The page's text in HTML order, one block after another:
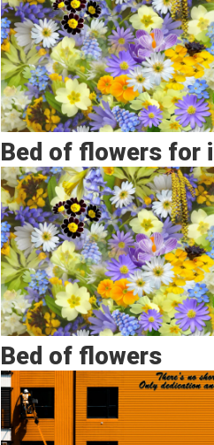
Bed of flowers for
Bed of flowers